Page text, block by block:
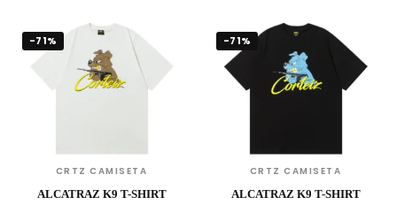
-71%
CRTZ CAMISETA
ALCATRAZ K9 T-SHIRT
-71%
CRTZ CAMISETA
ALCATRAZ K9 T-SHIRT